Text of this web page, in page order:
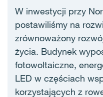
W inwestycji przy
postawiliśmy na
zrównoważony
życia. Budynek
fotowoltaiczne,
LED w częściach
korzystających z